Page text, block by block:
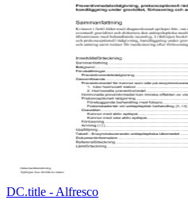
DC.title - Alfresco